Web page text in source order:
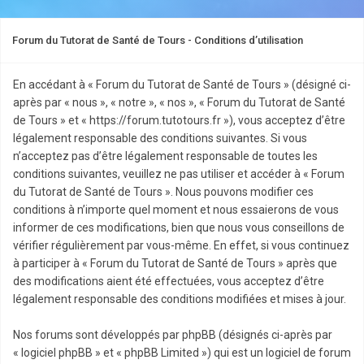
Forum du Tutorat de Santé de Tours - Conditions d’utilisation
En accédant à « Forum du Tutorat de Santé de Tours » (désigné ci-
après par « nous », « notre », « nos », « Forum du Tutorat de Santé
de Tours » et « https://forum.tutotours.fr »), vous acceptez d’être
légalement responsable des conditions suivantes. Si vous
n’acceptez pas d’être légalement responsable de toutes les
conditions suivantes, veuillez ne pas utiliser et accéder à « Forum
du Tutorat de Santé de Tours ». Nous pouvons modifier ces
conditions à n’importe quel moment et nous essaierons de vous
informer de ces modifications, bien que nous vous conseillons de
vérifier régulièrement par vous-même. En effet, si vous continuez
à participer à « Forum du Tutorat de Santé de Tours » après que
des modifications aient été effectuées, vous acceptez d’être
légalement responsable des conditions modifiées et mises à jour.
Nos forums sont développés par phpBB (désignés ci-après par
« logiciel phpBB » et « phpBB Limited ») qui est un logiciel de forum